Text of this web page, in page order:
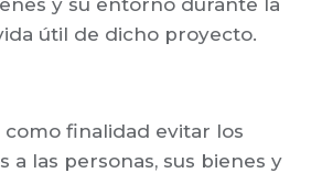
útil de dicho proyecto.
finalidad evitar los
a las personas, sus bienes y